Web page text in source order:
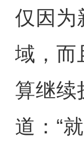
仅因为
域，而
算继续
道：“